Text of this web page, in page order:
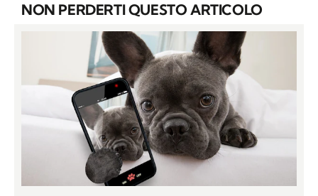
NON PERDERTI QUESTO ARTICOLO